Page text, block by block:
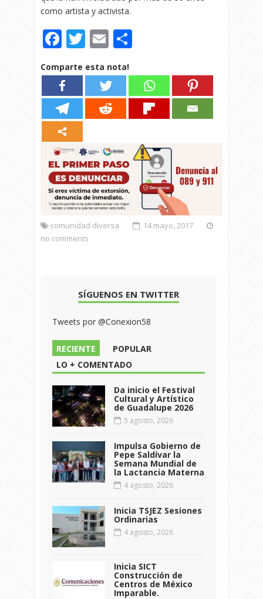
como artista y activista.
Facebook
Twitter
Email
Comparte esta nota!
comunidad diversa
14 mayo, 2017
no comments
SÍGUENOS EN TWITTER
Tweets por @Conexion58
RECIENTE
POPULAR
LO + COMENTADO
Da inicio el Festival
Cultural y Artístico
de Guadalupe 2026
5 agosto, 2026
Impulsa Gobierno de
Pepe Saldívar la
Semana Mundial de
la Lactancia Materna
4 agosto, 2026
Inicia TSJEZ Sesiones
Ordinarias
4 agosto, 2026
Inicia SICT
Construcción de
Centros de México
Imparable.